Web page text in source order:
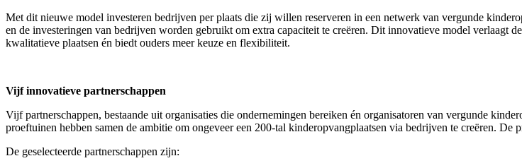
Met dit nieuwe model investeren bedrijven per plaats die zij willen reserveren in een netwerk van vergunde
en de investeringen van bedrijven worden gebruikt om extra capaciteit te creëren. Dit innovatieve model verlaagt
kwalitatieve plaatsen én biedt ouders meer keuze en flexibiliteit.
Vijf innovatieve partnerschappen
Vijf partnerschappen, bestaande uit organisaties die ondernemingen bereiken én organisatoren van vergunde
proeftuinen hebben samen de ambitie om ongeveer een 200-tal kinderopvangplaatsen via bedrijven te creëren. De
De geselecteerde partnerschappen zijn: